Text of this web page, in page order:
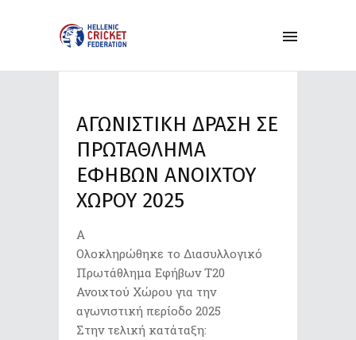
ΑΓΩΝΙΣΤΙΚΗ ΔΡΑΣΗ ΣΕ
ΠΡΩΤΑΘΛΗΜΑ
ΕΦΗΒΩΝ ΑΝΟΙΧΤΟΥ
ΧΩΡΟΥ 2025
Α
Ολοκληρώθηκε το Διασυλλογικό
Πρωτάθλημα Εφήβων Τ20
Ανοιχτού Χώρου για την
αγωνιστική περίοδο 2025
Στην τελική κατάταξη: